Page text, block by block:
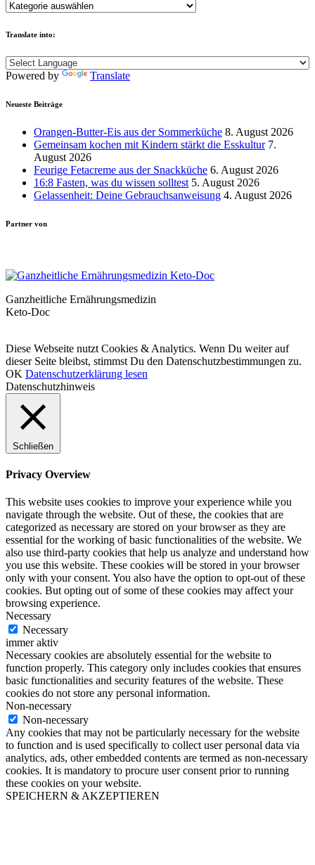
Translate into:
Powered by Translate
Neueste Beiträge
Orangen-Butter-Eis aus der Sommerküche 8. August 2026
Gemeinsam kochen mit Kindern stärkt die Esskultur 7.
August 2026
Feurige Fetacreme aus der Snackküche 6. August 2026
16:8 Fasten, was du wissen solltest 5. August 2026
Gelassenheit: Deine Gebrauchsanweisung 4. August 2026
Partner von
Ganzheitliche Ernährungsmedizin
Keto-Doc
Diese Webseite nutzt Cookies & Analytics. Wenn Du weiter auf
dieser Seite bleibst, stimmst Du den Datenschutzbestimmungen zu.
OK Datenschutzerklärung lesen
Datenschutzhinweis
Schließen
Privacy Overview
This website uses cookies to improve your experience while you
navigate through the website. Out of these, the cookies that are
categorized as necessary are stored on your browser as they are
essential for the working of basic functionalities of the website. We
also use third-party cookies that help us analyze and understand how
you use this website. These cookies will be stored in your browser
only with your consent. You also have the option to opt-out of these
cookies. But opting out of some of these cookies may affect your
browsing experience.
Necessary
Necessary
immer aktiv
Necessary cookies are absolutely essential for the website to
function properly. This category only includes cookies that ensures
basic functionalities and security features of the website. These
cookies do not store any personal information.
Non-necessary
Non-necessary
Any cookies that may not be particularly necessary for the website
to function and is used specifically to collect user personal data via
analytics, ads, other embedded contents are termed as non-necessary
cookies. It is mandatory to procure user consent prior to running
these cookies on your website.
SPEICHERN & AKZEPTIEREN